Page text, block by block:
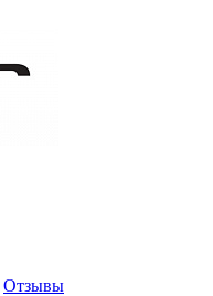
Отзывы